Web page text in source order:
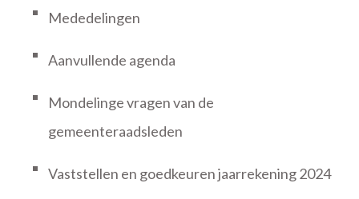
Mededelingen
Aanvullende agenda
Mondelinge vragen van de
gemeenteraadsleden
Vaststellen en goedkeuren jaarrekening 2024